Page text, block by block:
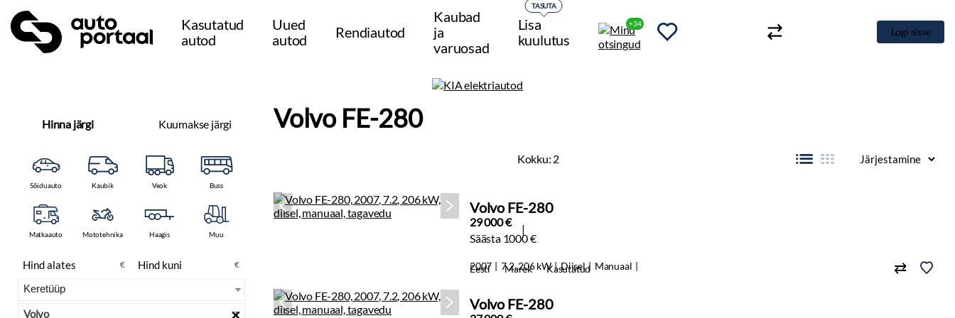
Kasutatud
autod
Uued
autod
Rendiautod
Kaubad
ja
varuosad
Lisa
kuulutus
TASUTA
+34
Logi sisse
Hinna järgi Kuumakse järgi
Sõiduauto Kaubik Veok Buss
Matkaauto Mototehnika Haagis Muu
€ €
Volvo
Volvo FE-280
Kokku: 2
Volvo FE-280
29 000 €
Säästa 1000 €
2007 7.2, 206 kW Diisel Manuaal
Eesti Marek Kasutatud
Volvo FE-280